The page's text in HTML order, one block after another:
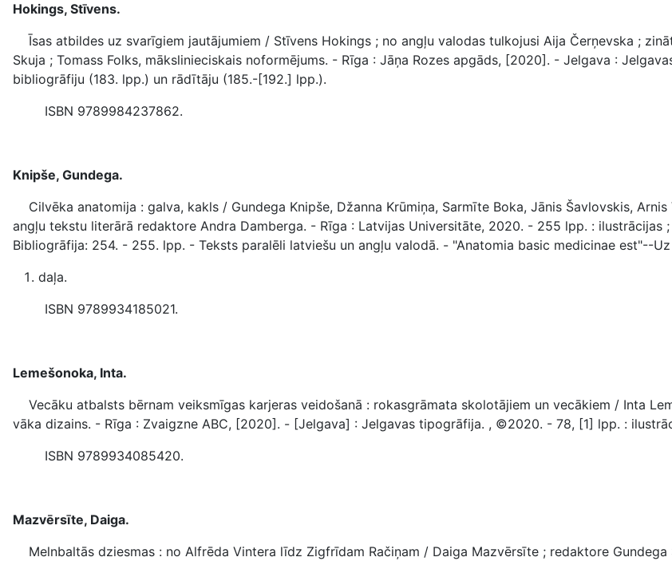
Hokings, Stīvens.
Īsas atbildes uz svarīgiem jautājumiem / Stīvens Hokings ; no angļu valodas tulkojusi Aija Čerņevska ;
Skuja ; Tomass Folks, mākslinieciskais noformējums. - Rīga : Jāņa Rozes apgāds, [2020]. - Jelgava :
bibliogrāfiju (183. lpp.) un rādītāju (185.-[192.] lpp.).
ISBN 9789984237862.
Knipše, Gundega.
Cilvēka anatomija : galva, kakls / Gundega Knipše, Džanna Krūmiņa, Sarmīte Boka, Jānis Šavlovskis,
angļu tekstu literārā redaktore Andra Damberga. - Rīga : Latvijas Universitāte, 2020. - 255 lpp. :
Bibliogrāfija: 254. - 255. lpp. - Teksts paralēli latviešu un angļu valodā. - "Anatomia basic medicinae est"--
daļa.
ISBN 9789934185021.
Lemešonoka, Inta.
Vecāku atbalsts bērnam veiksmīgas karjeras veidošanā : rokasgrāmata skolotājiem un vecākiem / Inta
vāka dizains. - Rīga : Zvaigzne ABC, [2020]. - [Jelgava] : Jelgavas tipogrāfija. , ©2020. - 78, [1] lpp. :
ISBN 9789934085420.
Mazvērsīte, Daiga.
Melnbaltās dziesmas : no Alfrēda Vintera līdz Zigfrīdam Račiņam / Daiga Mazvērsīte ; redaktore